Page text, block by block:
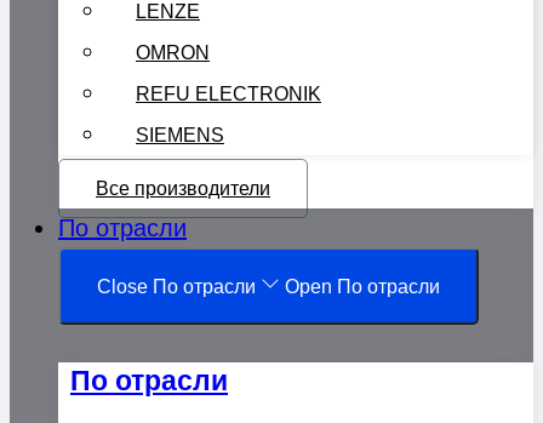
LENZE
OMRON
REFU ELECTRONIK
SIEMENS
Все производители
По отрасли
Close По отрасли Open По отрасли
По отрасли